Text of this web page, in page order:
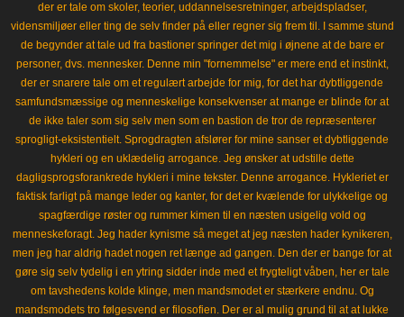
der er tale om skoler, teorier, uddannelsesretninger, arbejdspladser,
vidensmiljøer eller ting de selv finder på eller regner sig frem til. I samme stund
de begynder at tale ud fra bastioner springer det mig i øjnene at de bare er
personer, dvs. mennesker. Denne min "fornemmelse" er mere end et instinkt,
der er snarere tale om et regulært arbejde for mig, for det har dybtliggende
samfundsmæssige og menneskelige konsekvenser at mange er blinde for at
de ikke taler som sig selv men som en bastion de tror de repræsenterer
sprogligt-eksistentielt. Sprogdragten afslører for mine sanser et dybtliggende
hykleri og en uklædelig arrogance. Jeg ønsker at udstille dette
dagligsprogsforankrede hykleri i mine tekster. Denne arrogance. Hykleriet er
faktisk farligt på mange leder og kanter, for det er kvælende for ulykkelige og
spagfærdige røster og rummer kimen til en næsten usigelig vold og
menneskeforagt. Jeg hader kynisme så meget at jeg næsten hader kynikeren,
men jeg har aldrig hadet nogen ret længe ad gangen. Den der er bange for at
gøre sig selv tydelig i en ytring sidder inde med et frygteligt våben, her er tale
om tavshedens kolde klinge, men mandsmodet er stærkere endnu. Og
mandsmodets tro følgesvend er filosofien. Der er al mulig grund til at at lukke